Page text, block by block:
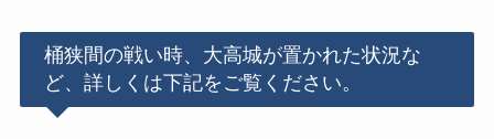
桶狭間の戦い時、大高城が置かれた状況な
ど、詳しくは下記をご覧ください。